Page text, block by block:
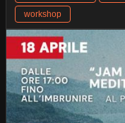
workshop